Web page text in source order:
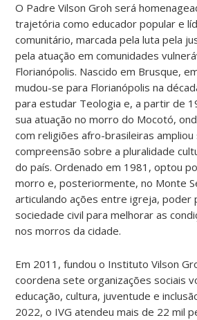
O Padre Vilson Groh será
trajetória como educador popular e
comunitário, marcada pela luta pela
pela atuação em comunidades
Florianópolis. Nascido em Brusque,
mudou-se para Florianópolis na
para estudar Teologia e, a partir de
sua atuação no morro do Mocotó,
com religiões afro-brasileiras ampliou
compreensão sobre a pluralidade
do país. Ordenado em 1981, optou
morro e, posteriormente, no Monte
articulando ações entre igreja, poder
sociedade civil para melhorar as
nos morros da cidade.
Em 2011, fundou o Instituto Vilson
coordena sete organizações sociais
educação, cultura, juventude e
2022, o IVG atendeu mais de 22 mil